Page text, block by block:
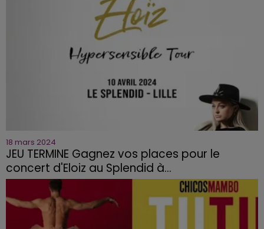
18 mars 2024
JEU TERMINE Gagnez vos places pour le
concert d'Eloiz au Splendid à...